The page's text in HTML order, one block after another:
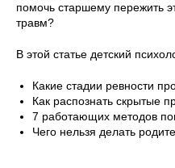
помочь старшему пережить
травм?
В этой статье детский
Какие стадии ревности
Как распознать скрытые
7 работающих методов
Чего нельзя делать